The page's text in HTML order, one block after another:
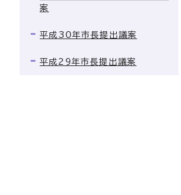
案
平成30年市長提出議案
平成29年市長提出議案